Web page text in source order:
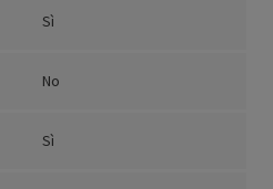
Sì
No
Sì